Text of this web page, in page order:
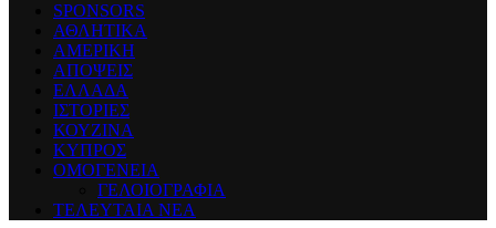
SPONSORS
ΑΘΛΗΤΙΚΑ
ΑΜΕΡΙΚΗ
ΑΠΟΨΕΙΣ
ΕΛΛΑΔΑ
ΙΣΤΟΡΙΕΣ
ΚΟΥΖΙΝΑ
ΚΥΠΡΟΣ
ΟΜΟΓΕΝΕΙΑ
ΓΕΛΟΙΟΓΡΑΦΙΑ
ΤΕΛΕΥΤΑΙΑ ΝΕΑ